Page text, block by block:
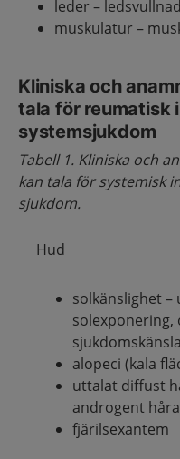
leder – ledsvullnad
muskulatur –
Kliniska och
tala för reumatisk
systemsjukdom
Tabell 1. Kliniska och
kan tala för systemisk
sjukdom.
Hud
solkänslighet –
solexponering,
sjukdomskänsla
alopeci (kala
uttalat diffust
androgent
fjärilsexantem